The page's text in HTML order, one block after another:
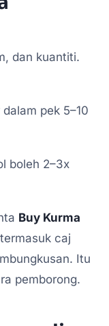
dan kuantiti.
pek 5–10
boleh 2–3x
Buy Kurma
caj
Itu
pemborong.